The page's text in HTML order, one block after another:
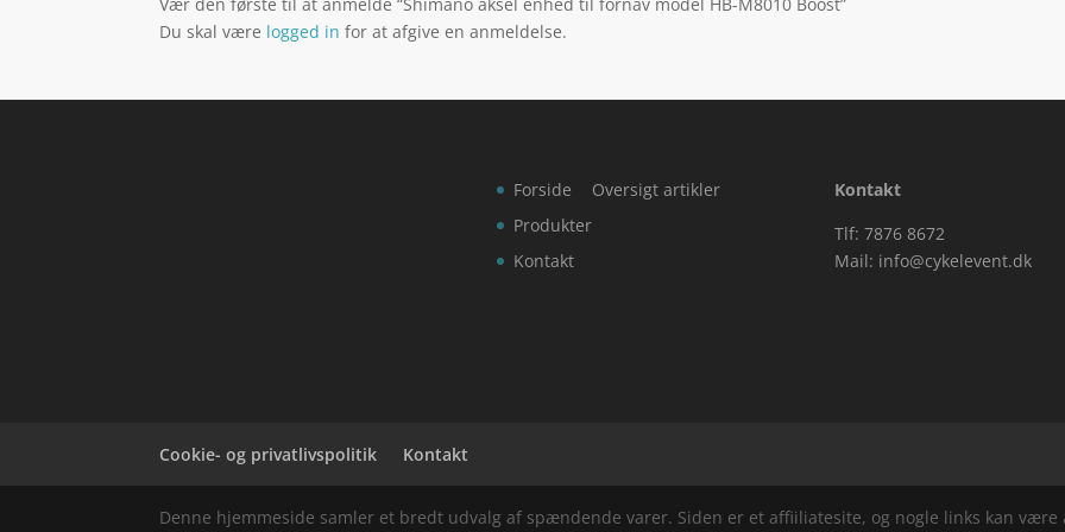
Du skal være logged in for at afgive en anmeldelse.
Forside
Produkter
Kontakt
Oversigt artikler
Kontakt
Tlf: 7876 8672
Mail: info@cykelevent.dk
Cookie- og privatlivspolitik Kontakt
Denne hjemmeside samler et bredt udvalg af spændende varer. Siden er et affiiliatesite, og nogle links kan være